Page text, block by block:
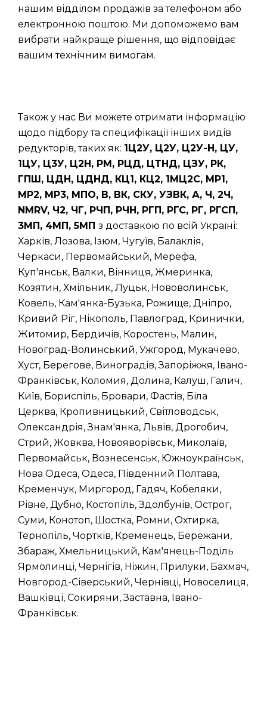
нашим відділом продажів за телефоном або
електронною поштою. Ми допоможемо вам
вибрати найкраще рішення, що відповідає
вашим технічним вимогам.
Також у нас Ви можете отримати інформацію
щодо підбору та специфікації інших видів
редукторів, таких як: 1Ц2У, Ц2У, Ц2У-Н, ЦУ,
1ЦУ, Ц3У, Ц2Н, РМ, РЦД, ЦТНД, ЦЗУ, РК,
ГПШ, ЦДН, ЦДНД, КЦ1, КЦ2, 1МЦ2С, МР1,
МР2, МР3, МПО, В, ВК, СКУ, УЗВК, А, Ч, 2Ч,
NMRV, Ч2, ЧГ, РЧП, РЧН, РГП, РГС, РГ, РГСП,
3МП, 4МП, 5МП з доставкою по всій Україні:
Харків, Лозова, Ізюм, Чугуїв, Балаклія,
Черкаси, Первомайський, Мерефа,
Куп'янськ, Валки, Вінниця, Жмеринка,
Козятин, Хмільник, Луцьк, Нововолинськ,
Ковель, Кам'янка-Бузька, Рожище, Дніпро,
Кривий Ріг, Нікополь, Павлоград, Кринички,
Житомир, Бердичів, Коростень, Малин,
Новоград-Волинський, Ужгород, Мукачево,
Хуст, Берегове, Виноградів, Запоріжжя, Івано-
Франківськ, Коломия, Долина, Калуш, Галич,
Київ, Бориспіль, Бровари, Фастів, Біла
Церква, Кропивницький, Світловодськ,
Олександрія, Знам'янка, Львів, Дрогобич,
Стрий, Жовква, Новояворівськ, Миколаїв,
Первомайськ, Вознесенськ, Южноукраїнськ,
Нова Одеса, Одеса, Південний Полтава,
Кременчук, Миргород, Гадяч, Кобеляки,
Рівне, Дубно, Костопіль, Здолбунів, Острог,
Суми, Конотоп, Шостка, Ромни, Охтирка,
Тернопіль, Чортків, Кременець, Бережани,
Збараж, Хмельницький, Кам'янець-Поділь
Ярмолинці, Чернігів, Ніжин, Прилуки, Бахмач,
Новгород-Сіверський, Чернівці, Новоселиця,
Вашківці, Сокиряни, Заставна, Івано-
Франківськ.